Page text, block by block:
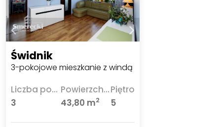
Świdnik
3-pokojowe mieszkanie z windą
Liczba pokoi
3
Powierzchnia
43,80 m2
Piętro
5